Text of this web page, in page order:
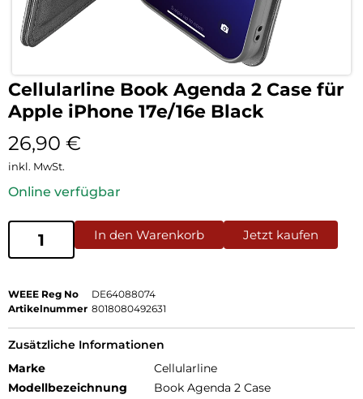
Cellularline Book Agenda 2 Case für
Apple iPhone 17e/16e Black
26,90 €
inkl. MwSt.
Online verfügbar
In den Warenkorb Jetzt kaufen
WEEE Reg No
DE64088074
Artikelnummer 8018080492631
Zusätzliche Informationen
Marke
Cellularline
Modellbezeichnung
Book Agenda 2 Case